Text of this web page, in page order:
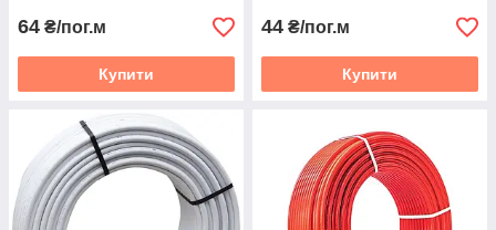
64 ₴/пог.м
Купити
44 ₴/пог.м
Купити